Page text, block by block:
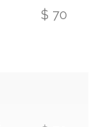
$ 70